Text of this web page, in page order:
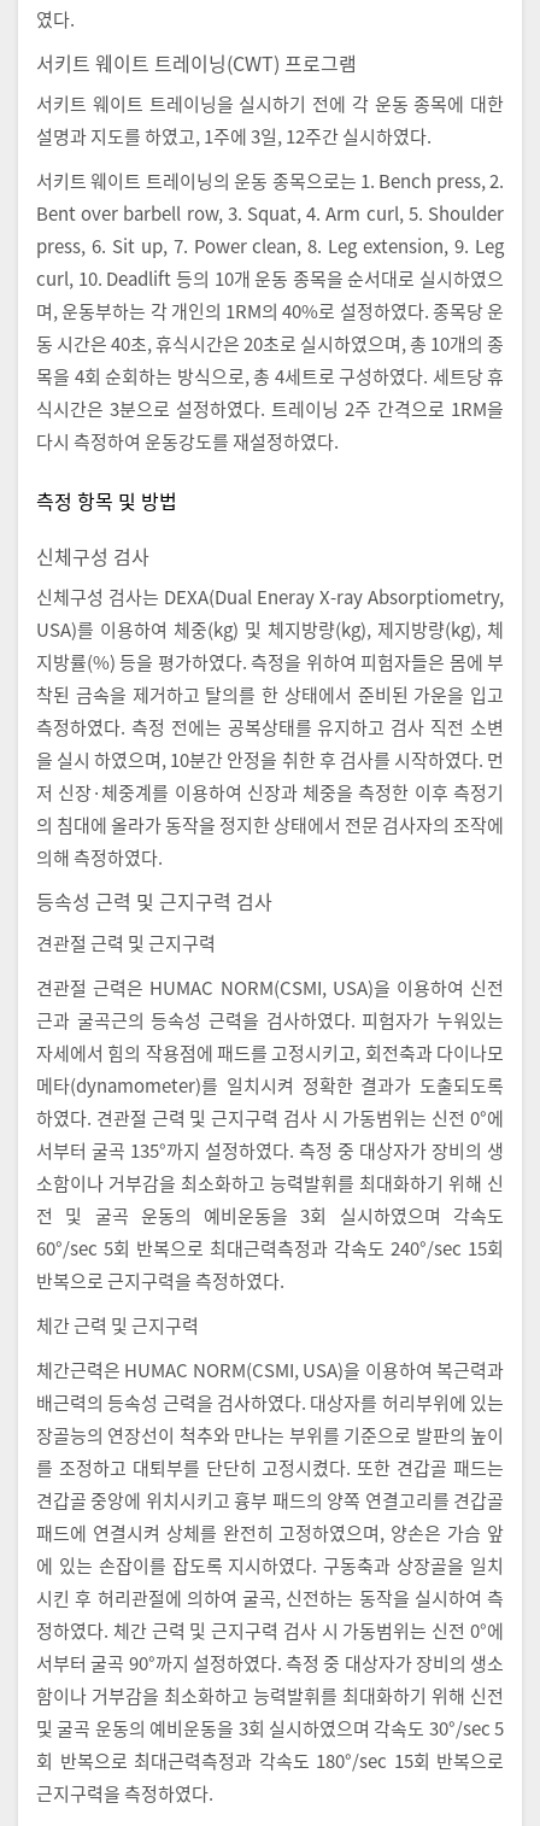
였다.
서키트 웨이트 트레이닝(CWT) 프로그램
서키트 웨이트 트레이닝을 실시하기 전에 각 운동 종목에 대한
설명과 지도를 하였고, 1주에 3일, 12주간 실시하였다.
서키트 웨이트 트레이닝의 운동 종목으로는 1. Bench press, 2.
Bent over barbell row, 3. Squat, 4. Arm curl, 5. Shoulder
press, 6. Sit up, 7. Power clean, 8. Leg extension, 9. Leg
curl, 10. Deadlift 등의 10개 운동 종목을 순서대로 실시하였으
며, 운동부하는 각 개인의 1RM의 40%로 설정하였다. 종목당 운
동 시간은 40초, 휴식시간은 20초로 실시하였으며, 총 10개의 종
목을 4회 순회하는 방식으로, 총 4세트로 구성하였다. 세트당 휴
식시간은 3분으로 설정하였다. 트레이닝 2주 간격으로 1RM을
다시 측정하여 운동강도를 재설정하였다.
측정 항목 및 방법
신체구성 검사
신체구성 검사는 DEXA(Dual Eneray X-ray Absorptiometry,
USA)를 이용하여 체중(kg) 및 체지방량(kg), 제지방량(kg), 체
지방률(%) 등을 평가하였다. 측정을 위하여 피험자들은 몸에 부
착된 금속을 제거하고 탈의를 한 상태에서 준비된 가운을 입고
측정하였다. 측정 전에는 공복상태를 유지하고 검사 직전 소변
을 실시 하였으며, 10분간 안정을 취한 후 검사를 시작하였다. 먼
저 신장·체중계를 이용하여 신장과 체중을 측정한 이후 측정기
의 침대에 올라가 동작을 정지한 상태에서 전문 검사자의 조작에
의해 측정하였다.
등속성 근력 및 근지구력 검사
견관절 근력 및 근지구력
견관절 근력은 HUMAC NORM(CSMI, USA)을 이용하여 신전
근과 굴곡근의 등속성 근력을 검사하였다. 피험자가 누워있는
자세에서 힘의 작용점에 패드를 고정시키고, 회전축과 다이나모
메타(dynamometer)를 일치시켜 정확한 결과가 도출되도록
하였다. 견관절 근력 및 근지구력 검사 시 가동범위는 신전 0°에
서부터 굴곡 135°까지 설정하였다. 측정 중 대상자가 장비의 생
소함이나 거부감을 최소화하고 능력발휘를 최대화하기 위해 신
전 및 굴곡 운동의 예비운동을 3회 실시하였으며 각속도
60°/sec 5회 반복으로 최대근력측정과 각속도 240°/sec 15회
반복으로 근지구력을 측정하였다.
체간 근력 및 근지구력
체간근력은 HUMAC NORM(CSMI, USA)을 이용하여 복근력과
배근력의 등속성 근력을 검사하였다. 대상자를 허리부위에 있는
장골능의 연장선이 척추와 만나는 부위를 기준으로 발판의 높이
를 조정하고 대퇴부를 단단히 고정시켰다. 또한 견갑골 패드는
견갑골 중앙에 위치시키고 흉부 패드의 양쪽 연결고리를 견갑골
패드에 연결시켜 상체를 완전히 고정하였으며, 양손은 가슴 앞
에 있는 손잡이를 잡도록 지시하였다. 구동축과 상장골을 일치
시킨 후 허리관절에 의하여 굴곡, 신전하는 동작을 실시하여 측
정하였다. 체간 근력 및 근지구력 검사 시 가동범위는 신전 0°에
서부터 굴곡 90°까지 설정하였다. 측정 중 대상자가 장비의 생소
함이나 거부감을 최소화하고 능력발휘를 최대화하기 위해 신전
및 굴곡 운동의 예비운동을 3회 실시하였으며 각속도 30°/sec 5
회 반복으로 최대근력측정과 각속도 180°/sec 15회 반복으로
근지구력을 측정하였다.